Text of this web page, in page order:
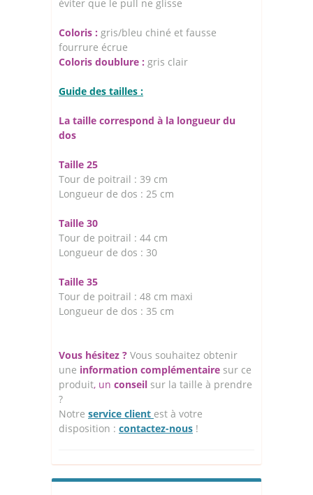
éviter que le pull ne glisse
Coloris : gris/bleu chiné et fausse
fourrure écrue
Coloris doublure : gris clair
Guide des tailles :
La taille correspond à la longueur du
dos
Taille 25
Tour de poitrail : 39 cm
Longueur de dos : 25 cm
Taille 30
Tour de poitrail : 44 cm
Longueur de dos : 30
Taille 35
Tour de poitrail : 48 cm maxi
Longueur de dos : 35 cm
Vous hésitez ? Vous souhaitez obtenir
une information complémentaire sur ce
produit, un conseil sur la taille à prendre
?
Notre service client est à votre
disposition : contactez-nous !